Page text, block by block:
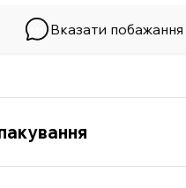
Вказати побажання